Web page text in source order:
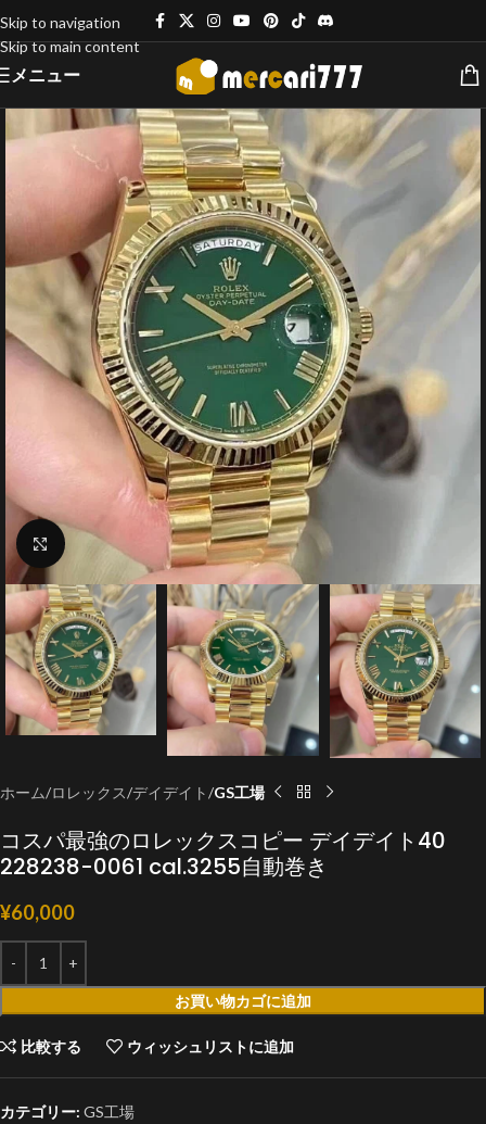
Skip to navigation
Skip to main content
メニュー
クリックで拡大
ホーム ロレックス デイデイト GS工場
コスパ最強のロレックスコピー デイデイト40
228238-0061 cal.3255自動巻き
¥60,000
お買い物カゴに追加
比較する ウィッシュリストに追加
カテゴリー: GS工場